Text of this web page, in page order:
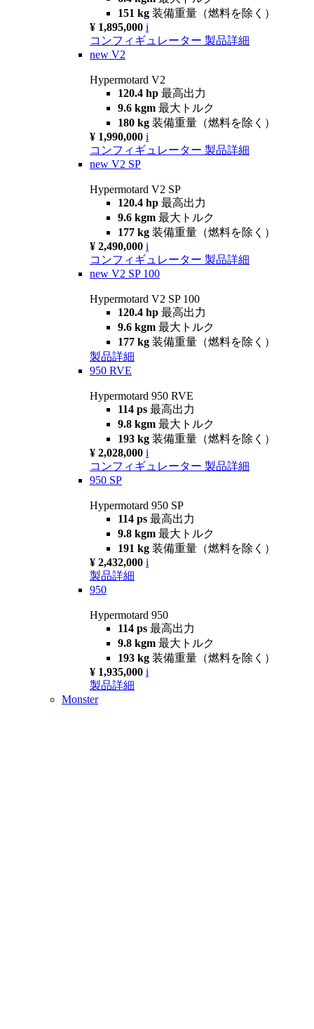
151 kg 装備重量（燃料を除く）
¥ 1,895,000 i
コンフィギュレーター 製品詳細
new V2
Hypermotard V2
120.4 hp 最高出力
9.6 kgm 最大トルク
180 kg 装備重量（燃料を除く）
¥ 1,990,000 i
コンフィギュレーター 製品詳細
new V2 SP
Hypermotard V2 SP
120.4 hp 最高出力
9.6 kgm 最大トルク
177 kg 装備重量（燃料を除く）
¥ 2,490,000 i
コンフィギュレーター 製品詳細
new V2 SP 100
Hypermotard V2 SP 100
120.4 hp 最高出力
9.6 kgm 最大トルク
177 kg 装備重量（燃料を除く）
製品詳細
950 RVE
Hypermotard 950 RVE
114 ps 最高出力
9.8 kgm 最大トルク
193 kg 装備重量（燃料を除く）
¥ 2,028,000 i
コンフィギュレーター 製品詳細
950 SP
Hypermotard 950 SP
114 ps 最高出力
9.8 kgm 最大トルク
191 kg 装備重量（燃料を除く）
¥ 2,432,000 i
製品詳細
950
Hypermotard 950
114 ps 最高出力
9.8 kgm 最大トルク
193 kg 装備重量（燃料を除く）
¥ 1,935,000 i
製品詳細
Monster